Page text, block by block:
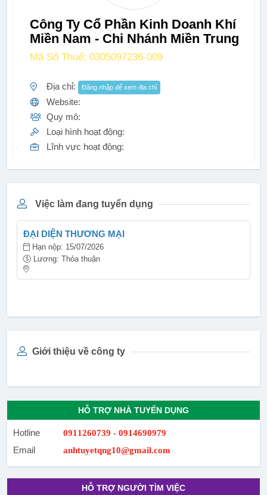
Công Ty Cổ Phần Kinh Doanh Khí
Miền Nam - Chi Nhánh Miền Trung
Mã Số Thuế: 0305097236-009
Địa chỉ: Đăng nhập để xem địa chỉ
Website:
Quy mô:
Loại hình hoạt động:
Lĩnh vực hoạt động:
Việc làm đang tuyển dụng
ĐẠI DIỆN THƯƠNG MẠI
Hạn nộp: 15/07/2026
Lương: Thỏa thuận
Giới thiệu về công ty
HỖ TRỢ NHÀ TUYỂN DỤNG
Hotline 0911260739 - 0914690979
Email anhtuyetqng10@gmail.com
HỖ TRỢ NGƯỜI TÌM VIỆC